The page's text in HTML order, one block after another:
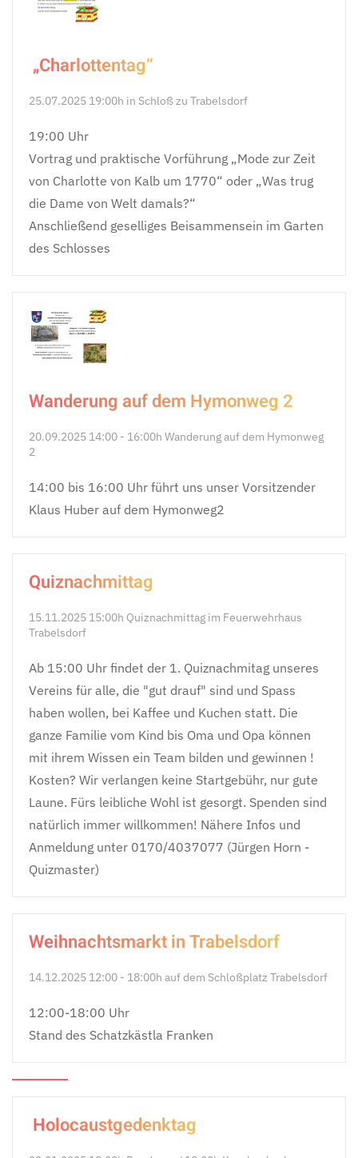
„Charlottentag“
25.07.2025 19:00h in Schloß zu Trabelsdorf
19:00 Uhr
Vortrag und praktische Vorführung „Mode zur Zeit
von Charlotte von Kalb um 1770“ oder „Was trug
die Dame von Welt damals?“
Anschließend geselliges Beisammensein im Garten
des Schlosses
Wanderung auf dem Hymonweg 2
20.09.2025 14:00 - 16:00h Wanderung auf dem Hymonweg
2
14:00 bis 16:00 Uhr führt uns unser Vorsitzender
Klaus Huber auf dem Hymonweg2
Quiznachmittag
15.11.2025 15:00h Quiznachmittag im Feuerwehrhaus
Trabelsdorf
Ab 15:00 Uhr findet der 1. Quiznachmitag unseres
Vereins für alle, die "gut drauf" sind und Spass
haben wollen, bei Kaffee und Kuchen statt. Die
ganze Familie vom Kind bis Oma und Opa können
mit ihrem Wissen ein Team bilden und gewinnen !
Kosten? Wir verlangen keine Startgebühr, nur gute
Laune. Fürs leibliche Wohl ist gesorgt. Spenden sind
natürlich immer willkommen! Nähere Infos und
Anmeldung unter 0170/4037077 (Jürgen Horn -
Quizmaster)
Weihnachtsmarkt in Trabelsdorf
14.12.2025 12:00 - 18:00h auf dem Schloßplatz Trabelsdorf
12:00-18:00 Uhr
Stand des Schatzkästla Franken
Holocaustgedenktag